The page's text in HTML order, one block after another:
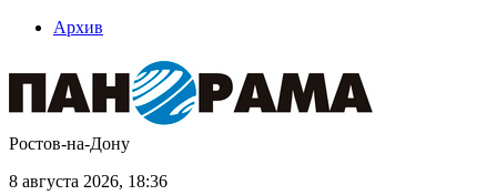
Архив
Ростов-на-Дону
8 августа 2026, 18:36